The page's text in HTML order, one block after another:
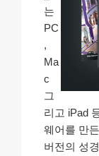
는
PC
,
Ma
c
그
리고 iPad
웨어를 만
버전의 성